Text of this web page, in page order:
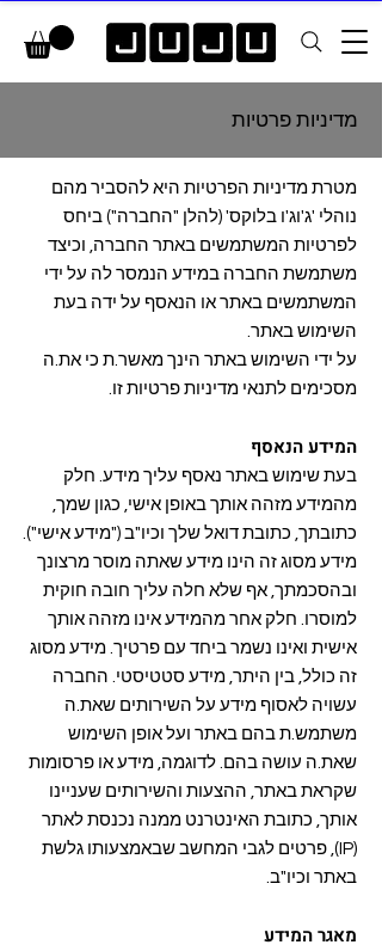
מדיניות פרטיות
מטרת מדיניות הפרטיות היא להסביר מהם
נוהלי 'ג'וג'ו בלוקס' (להלן "החברה") ביחס
לפרטיות המשתמשים באתר החברה, וכיצד
משתמשת החברה במידע הנמסר לה על ידי
המשתמשים באתר או הנאסף על ידה בעת
השימוש באתר.
על ידי השימוש באתר הינך מאשר.ת כי את.ה
מסכימים לתנאי מדיניות פרטיות זו.
המידע הנאסף
בעת שימוש באתר נאסף עליך מידע. חלק
מהמידע מזהה אותך באופן אישי, כגון שמך,
כתובתך, כתובת דואל שלך וכיו"ב ("מידע אישי").
מידע מסוג זה הינו מידע שאתה מוסר מרצונך
ובהסכמתך, אף שלא חלה עליך חובה חוקית
למוסרו. חלק אחר מהמידע אינו מזהה אותך
אישית ואינו נשמר ביחד עם פרטיך. מידע מסוג
זה כולל, בין היתר, מידע סטטיסטי. החברה
עשויה לאסוף מידע על השירותים שאת.ה
משתמש.ת בהם באתר ועל אופן השימוש
שאת.ה עושה בהם. לדוגמה, מידע או פרסומות
שקראת באתר, ההצעות והשירותים שעניינו
אותך, כתובת האינטרנט ממנה נכנסת לאתר
(IP), פרטים לגבי המחשב שבאמצעותו גלשת
באתר וכיו"ב.
מאגר המידע